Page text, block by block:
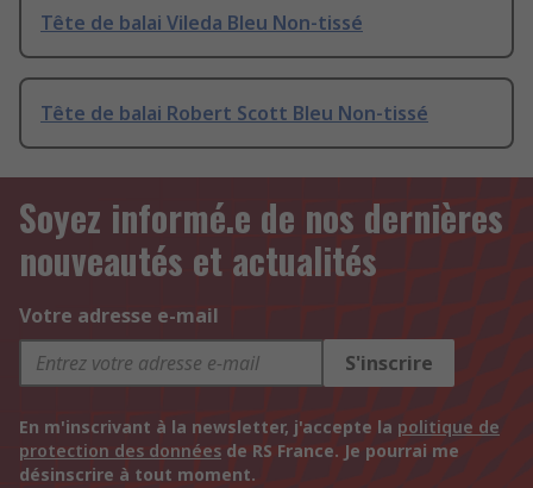
Tête de balai Vileda Bleu Non-tissé
Tête de balai Robert Scott Bleu Non-tissé
Soyez informé.e de nos dernières
nouveautés et actualités
Votre adresse e-mail
S'inscrire
En m'inscrivant à la newsletter, j'accepte la politique de
protection des données de RS France. Je pourrai me
désinscrire à tout moment.